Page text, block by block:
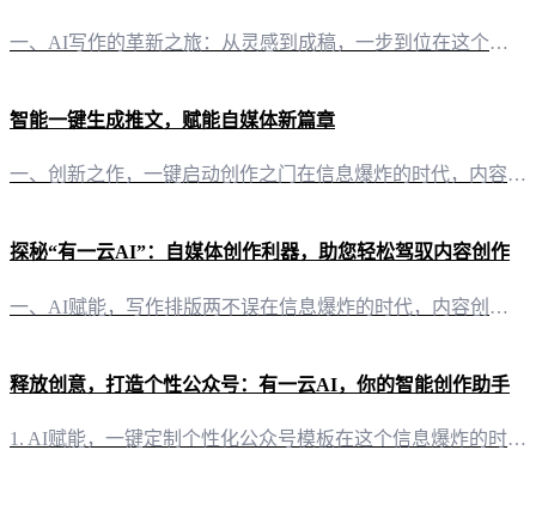
一、AI写作的革新之旅：从灵感到成稿，一步到位在这个信息爆炸的时代，内容创作已成为个人和企业的核心竞争力。然而，如何在众多信息中脱颖而出，成为摆在创作者面前的一道难题。这时，AI在线写作软件应运而生，为内容创作者提供了前所未有的便捷与高效。 二、有一云AI：AI智能写作+排版，你的内容创作助手 1. 自动化写作，激发创意无限“有一云AI”作为一款创新型AI智能写作软件，能够为自媒体创作者提供前沿
智能一键生成推文，赋能自媒体新篇章
一、创新之作，一键启动创作之门在信息爆炸的时代，内容创作成为了自媒体者们的重要课题。而“有一云AI”，这款创新型AI智能写作+排版软件，正是为解决这一难题而生。它以智能化、自动化的方式，为自媒体创作者提供了一键生成推文的服务。 二、排版之美，千款皮肤任你挑选内容排版，往往决定了读者对文章的第一印象。“有一云AI”深知此道，它提供了包含标题、内容、图文、分隔、引导五大类数千款装修皮肤，让每篇推文都
探秘“有一云AI”：自媒体创作利器，助您轻松驾驭内容创作
一、AI赋能，写作排版两不误在信息爆炸的时代，内容创作已成为自媒体运营的关键。而“有一云AI”作为一款创新型AI智能写作+排版软件，正是为了解决这一痛点而生。它不仅能够帮助自媒体创作者实现写作的自动化，还能提供丰富的排版功能，让您的文章更具吸引力。 二、排版风格多样，打造个性化内容“有一云AI”在内容排版方面独具匠心，提供包含标题、内容、图文、分隔、引导五大类数千款装修皮肤可供使用。无论是简约大
释放创意，打造个性公众号：有一云AI，你的智能创作助手
1. AI赋能，一键定制个性化公众号模板在这个信息爆炸的时代，自媒体的竞争愈发激烈。如何让自己的公众号在众多平台中脱颖而出？有一云AI，你的智能创作助手，为你提供前沿的AI技术服务，让你的公众号设计独具匠心。 2. 千款模板，满足多样化需求“有一云AI”提供包含标题、内容、图文、分隔、引导五大类数千款装修皮肤可供使用。无论是简约大气，还是活泼可爱，你都能在这里找到最适合你公众号风格的模板。 3.